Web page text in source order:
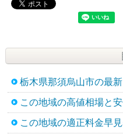
栃木県那須烏山市の最
この地域の高値相場と
この地域の適正料金早